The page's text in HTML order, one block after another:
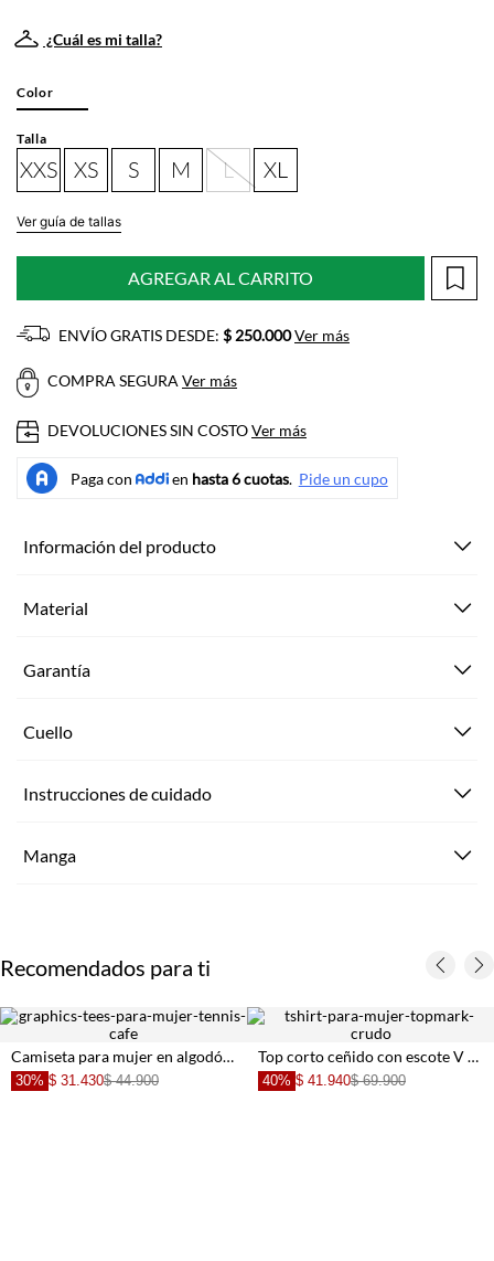
¿Cuál es mi talla?
Color
Talla
XXS XS S M L XL
Ver guía de tallas
AGREGAR AL CARRITO
ENVÍO GRATIS DESDE: $ 250.000Ver más
COMPRA SEGURA Ver más
DEVOLUCIONES SIN COSTOVer más
Información del producto
Material
Garantía
Cuello
Instrucciones de cuidado
Manga
Recomendados para ti
Camiseta para mujer en algodón café fit clásico con tigres
30% $ 31.430$ 44.900
Top corto ceñido con escote V cruzado en algodón crudo para mujer
40% $ 41.940$ 69.900